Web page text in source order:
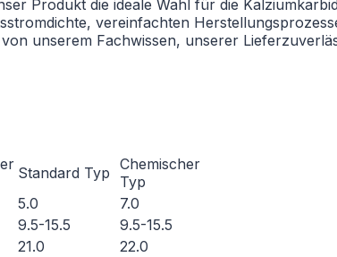
Produkt die ideale Wahl für die
vereinfachten
unserem Fachwissen, unserer
Standard Typ Chemischer
Typ
5.0
7.0
9.5-15.5
9.5-15.5
21.0 22.0